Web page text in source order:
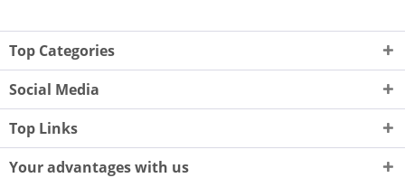
Top Categories
Social Media
Top Links
Your advantages with us